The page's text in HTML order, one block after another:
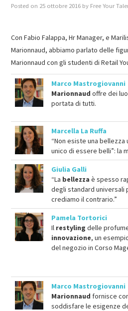
Posted on 25 ottobre 2016 by Free Your
Con Fabio Falappa, Hr Manager, e
Marionnaud, abbiamo parlato delle
Marionnaud con gli studenti di Retail
Marco Mastrogiovanni
Marionnaud offre dei
portata di tutti.
Marcella La Ruffa
“Non esiste una
unico di essere belli”: la
Giulia Galli
“La bellezza è spesso
degli standard universali
crediamo il contrario.”
Pamela Tortorici
Il restyling delle
innovazione, un
del negozio in Corso
Marco Mastrogiovanni
Marionnaud fornisce
soddisfare le esigenze